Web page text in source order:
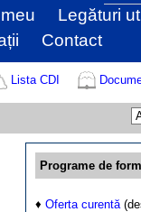
Legături
Contact
Lista CDI
Programe de
♦ Oferta curentă